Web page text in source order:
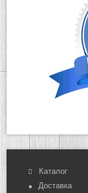
Каталог
Доставка